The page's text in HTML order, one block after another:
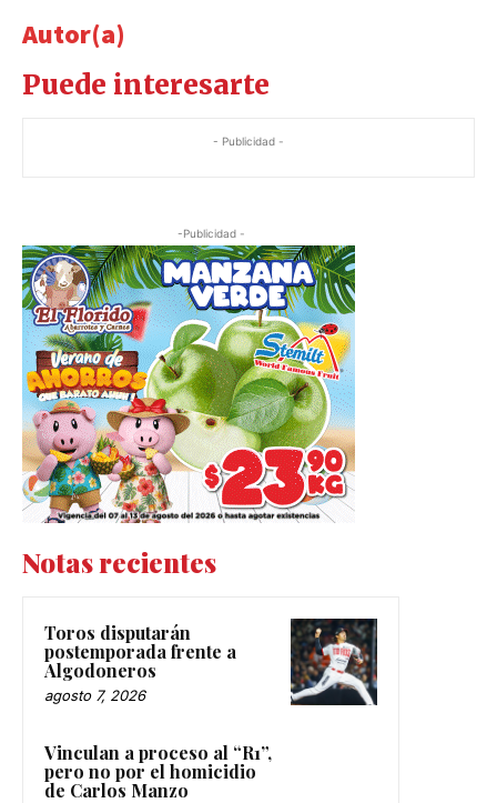
Autor(a)
Puede interesarte
- Publicidad -
-Publicidad -
Notas recientes
Toros disputarán
postemporada frente a
Algodoneros
agosto 7, 2026
Vinculan a proceso al “R1”,
pero no por el homicidio
de Carlos Manzo